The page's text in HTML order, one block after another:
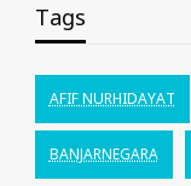
Tags
AFIF NURHIDAYAT
BANJARNEGARA